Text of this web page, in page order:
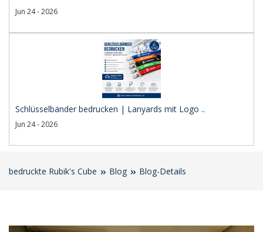
Jun 24 - 2026
Schlüsselbänder bedrucken | Lanyards mit Logo ..
Jun 24 - 2026
bedruckte Rubik's Cube Blog Blog-Details